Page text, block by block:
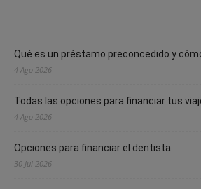
Qué es un préstamo preconcedido y
4 Ago 2026
Todas las opciones para financiar tus
4 Ago 2026
Opciones para financiar el dentista
30 Jul 2026